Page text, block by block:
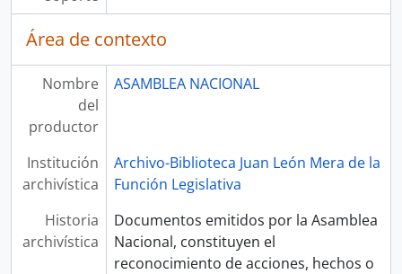
Área de contexto
Nombre
del
productor
ASAMBLEA NACIONAL
Institución
archivística
Archivo-Biblioteca Juan León Mera de la
Función Legislativa
Historia
archivística
Documentos emitidos por la Asamblea
Nacional, constituyen el
reconocimiento de acciones, hechos o